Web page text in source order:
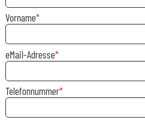
Vorname
eMail-Adresse
Telefonnummer